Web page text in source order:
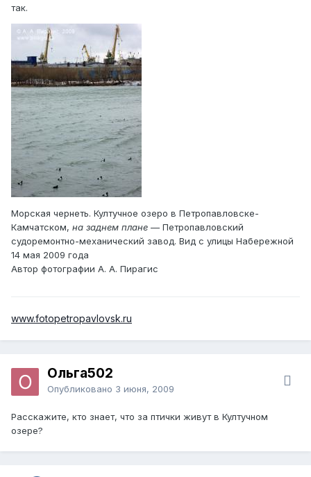
так.
Морская чернеть. Култучное озеро в Петропавловске-
Камчатском, на заднем плане — Петропавловский
судоремонтно-механический завод. Вид с улицы Набережной
14 мая 2009 года
Автор фотографии А. А. Пирагис
www.fotopetropavlovsk.ru
Ольга502
Опубликовано 3 июня, 2009
Расскажите, кто знает, что за птички живут в Култучном
озере?